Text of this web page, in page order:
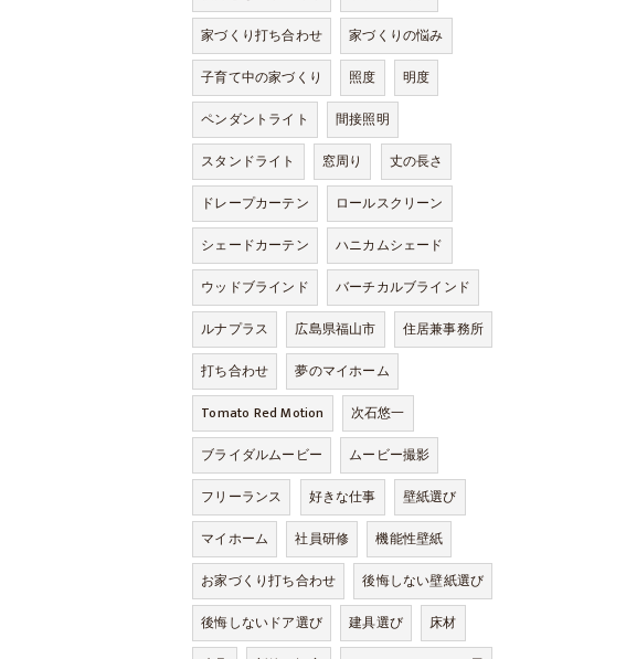
家づくり打ち合わせ
家づくりの悩み
子育て中の家づくり
照度
明度
ペンダントライト
間接照明
スタンドライト
窓周り
丈の長さ
ドレープカーテン
ロールスクリーン
シェードカーテン
ハニカムシェード
ウッドブラインド
バーチカルブラインド
ルナプラス
広島県福山市
住居兼事務所
打ち合わせ
夢のマイホーム
Tomato Red Motion
次石悠一
ブライダルムービー
ムービー撮影
フリーランス
好きな仕事
壁紙選び
マイホーム
社員研修
機能性壁紙
お家づくり打ち合わせ
後悔しない壁紙選び
後悔しないドア選び
建具選び
床材